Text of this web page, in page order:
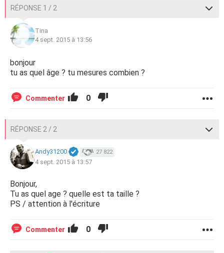
RÉPONSE 1 / 2
Tina
4 sept. 2015 à 13:56
bonjour
tu as quel âge ? tu mesures combien ?
Commenter 0
RÉPONSE 2 / 2
Andy31200 27 822
4 sept. 2015 à 13:57
Bonjour,
Tu as quel age ? quelle est ta taille ?
PS / attention à l'écriture
Commenter 0